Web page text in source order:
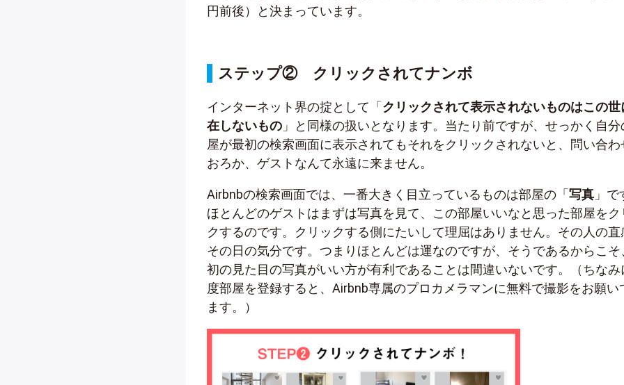
円前後）と決まっています。
ステップ② クリックされてナンボ
インターネット界の掟として「 クリックされて表示されないものはこの世
在しないもの 」と同様の扱いとなります。当たり前ですが、せっかく自分
屋が最初の検索画面に表示されてもそれをクリックされないと、問い合わ
おろか、ゲストなんて永遠に来ません。
Airbnbの検索画面では、一番大きく目立っているものは部屋の「 写真 」
ほとんどのゲストはまずは写真を見て、この部屋いいなと思った部屋をク
クするのです。クリックする側にたいして理屈はありません。その人の直
その日の気分です。つまりほとんどは運なのですが、そうであるからこそ
初の見た目の写真がいい方が有利であることは間違いないです。（ちなみ
度部屋を登録すると、Airbnb専属のプロカメラマンに無料で撮影をお願い
ます。）